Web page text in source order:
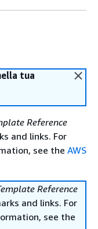
tua
Reference
and links. For
see the AWS
Reference
and links. For
see the